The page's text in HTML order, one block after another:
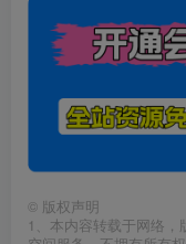
© 版权声明
1、本内容转载于网络